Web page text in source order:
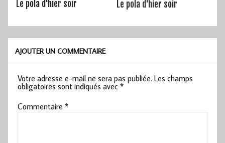
Le pola d'hier soir Le pola d'hier soir
AJOUTER UN COMMENTAIRE
Votre adresse e-mail ne sera pas publiée. Les champs
obligatoires sont indiqués avec*
Commentaire*